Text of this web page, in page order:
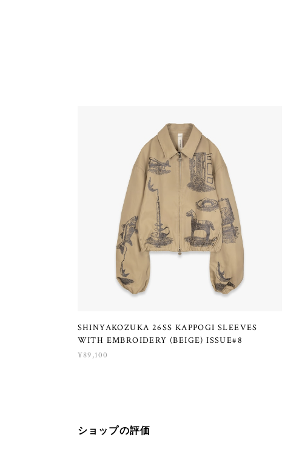
SHINYAKOZUKA 26SS KAPPOGI SLEEVES
WITH EMBROIDERY (BEIGE) ISSUE#8
¥89,100
ショップの評価